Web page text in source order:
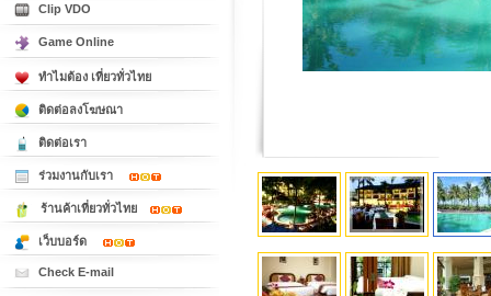
Clip VDO
Game Online
ทำไมต้อง เที่ยวทั่วไทย
ติดต่อลงโฆษณา
ติดต่อเรา
ร่วมงานกับเรา
ร้านค้าเที่ยวทั่วไทย
เว็บบอร์ด
Check E-mail